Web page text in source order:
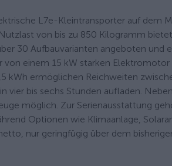
L7e-Kleintransporter auf dem
von bis zu 850 Kilogramm
30 Aufbauvarianten angeboten und
von einem 15 kW starken
kWh ermöglichen Reichweiten
vier bis sechs Stunden aufladen.
möglich. Zur Serienausstattung
Optionen wie Klimaanlage,
nur geringfügig über dem